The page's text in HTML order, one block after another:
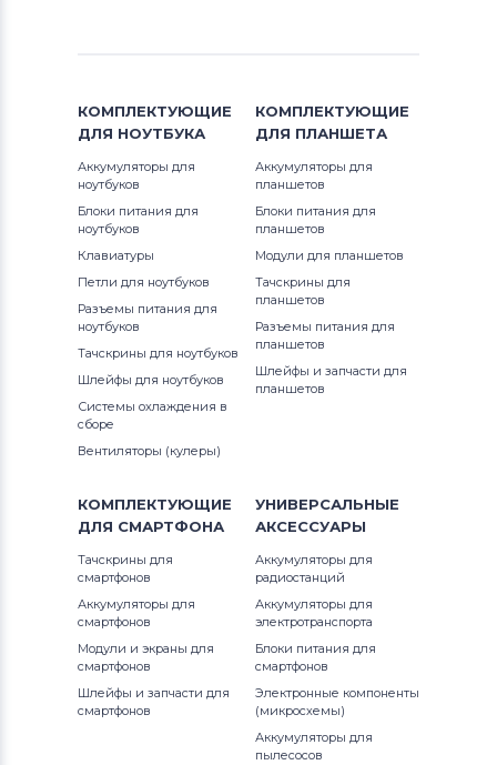
Аккумуляторы для ноутбуковHasee
Аккумуляторы для ноутбуков
Аккумуляторы для ноутбуков
Аккумуляторы для ноутбуковApple
Все бренды
Аккумуляторы для ноутбуков
Аккумуляторы для ноутбуков
Samsung
Аккумуляторы для ноутбуков
Fujitsu
Аккумуляторы для ноутбуков
Machenike
Аккумуляторы для ноутбуков
Inspiron 17
Inspiron Mini
Inspiron XPS
Latitude
Latitude 11
Latitude 12
Latitude 13
Precision
Precision 15
Studio
Studio 14
Studio 17
1440
1440n
1464
14Z
15 3582
15 7586
15 7588
1501
1520
1521
1525
1526
1545
КОМПЛЕКТУЮЩИЕ
ДЛЯ НОУТБУКА
Аккумуляторы для
ноутбуков
Блоки питания для
ноутбуков
Клавиатуры
Петли для ноутбуков
Разъемы питания для
ноутбуков
Тачскрины для ноутбуков
Шлейфы для ноутбуков
Системы охлаждения в
сборе
Вентиляторы (кулеры)
КОМПЛЕКТУЮЩИЕ
ДЛЯ ПЛАНШЕТА
Аккумуляторы для
планшетов
Блоки питания для
планшетов
Модули для планшетов
Тачскрины для
планшетов
Разъемы питания для
планшетов
Шлейфы и запчасти для
планшетов
КОМПЛЕКТУЮЩИЕ
ДЛЯ СМАРТФОНА
Тачскрины для
смартфонов
Аккумуляторы для
смартфонов
Модули и экраны для
смартфонов
Шлейфы и запчасти для
смартфонов
УНИВЕРСАЛЬНЫЕ
АКСЕССУАРЫ
Аккумуляторы для
радиостанций
Аккумуляторы для
электротранспорта
Блоки питания для
смартфонов
Электронные компоненты
(микросхемы)
Аккумуляторы для
пылесосов